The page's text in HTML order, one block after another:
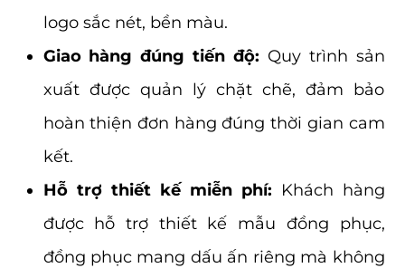
logo sắc nét, bền màu.
Giao hàng đúng tiến độ: Quy trình sản
xuất được quản lý chặt chẽ, đảm bảo
hoàn thiện đơn hàng đúng thời gian cam
kết.
Hỗ trợ thiết kế miễn phí: Khách hàng
được hỗ trợ thiết kế mẫu đồng phục,
đồng phục mang dấu ấn riêng mà không